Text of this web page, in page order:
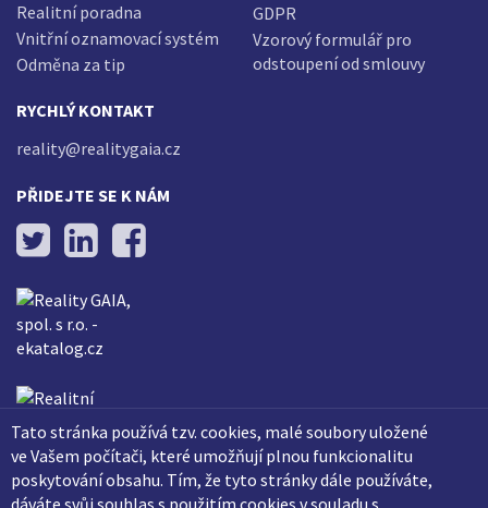
Tato stránka používá tzv. cookies, malé soubory uložené
ve Vašem počítači, které umožňují plnou funkcionalitu
poskytování obsahu. Tím, že tyto stránky dále používáte,
dáváte svůj souhlas s použitím cookies v souladu s
Realitní poradna
Vnitřní oznamovací systém
Odměna za tip
GDPR
Vzorový formulář pro
odstoupení od smlouvy
RYCHLÝ KONTAKT
reality@realitygaia.cz
PŘIDEJTE SE K NÁM